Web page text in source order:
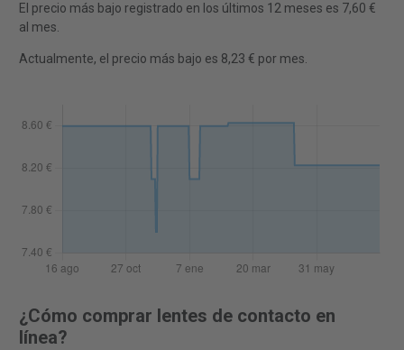
El precio más bajo registrado en los últimos 12 meses es 7,60 €
al mes.
Actualmente, el precio más bajo es 8,23 € por mes.
¿Cómo comprar lentes de contacto en
línea?